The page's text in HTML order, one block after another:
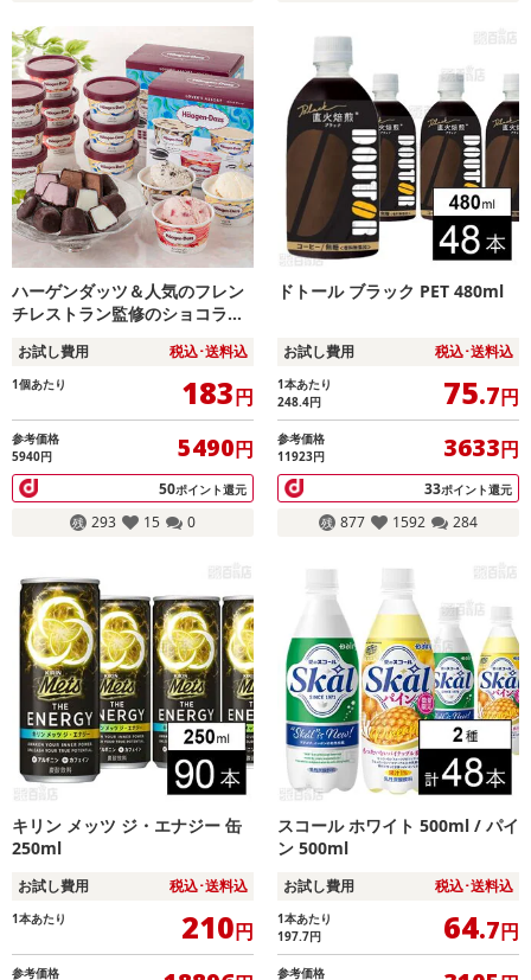
ハーゲンダッツ＆人気のフレン
チレストラン監修のショコラア
お試し費用 税込･送料込
1個あたり 183円
参考価格
5940円
5490円
50ポイント還元
293 15 0
ドトール ブラック PET 480ml
お試し費用 税込･送料込
1本あたり
248.4円 75.7円
参考価格
11923円
3633円
33ポイント還元
877 1592 284
キリン メッツ ジ・エナジー 缶
250ml
お試し費用 税込･送料込
1本あたり 210円
参考価格
スコール ホワイト 500ml / パイ
ン 500ml
お試し費用 税込･送料込
1本あたり
197.7円 64.7円
参考価格